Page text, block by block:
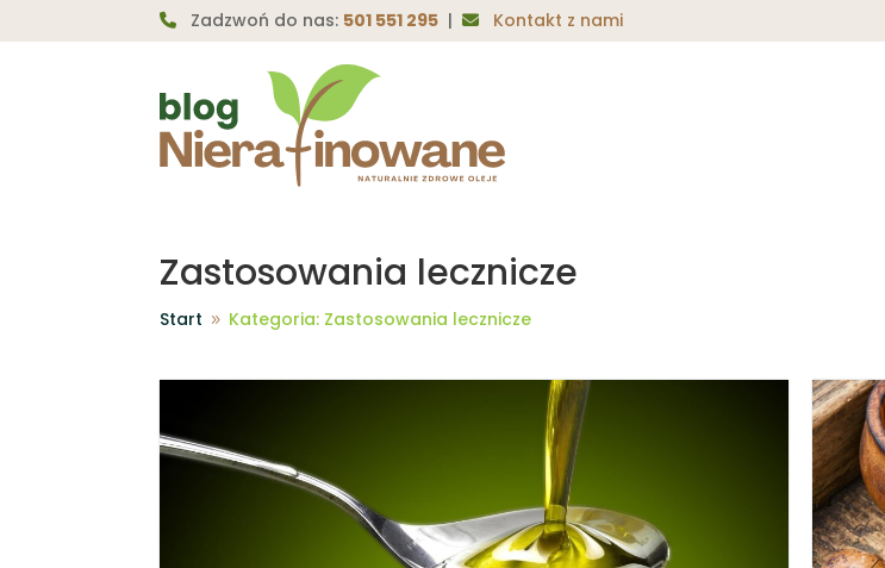
Zadzwoń do nas: 501 551 295 | Kontakt z nami
Zastosowania lecznicze
Start 9 Kategoria: Zastosowania lecznicze